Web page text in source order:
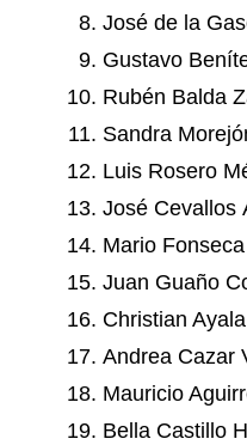
José de la
Gustavo
Rubén Balda
Sandra
Luis Rosero
José Cevallos
Mario
Juan Guaño
Christian
Andrea Cazar
Mauricio
Bella Castillo